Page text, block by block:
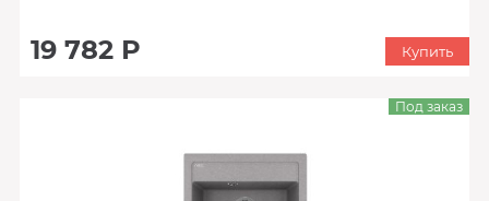
19 782 Р Купить
Под заказ